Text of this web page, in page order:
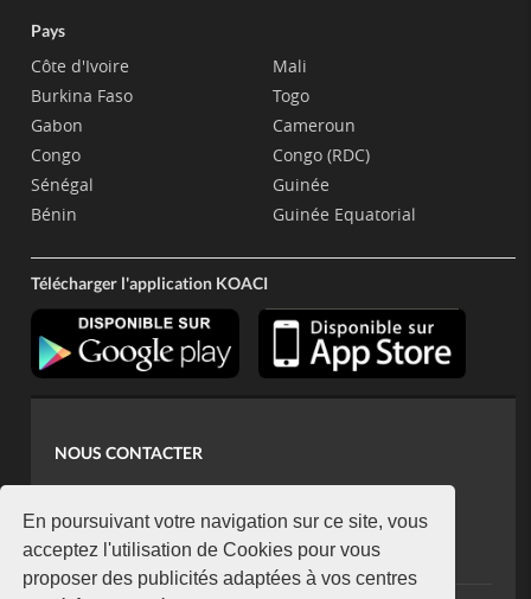
En poursuivant votre navigation sur ce site, vous
acceptez l'utilisation de Cookies pour vous
proposer des publicités adaptées à vos centres
Pays
Côte d'Ivoire
Burkina Faso
Gabon
Congo
Sénégal
Bénin
Mali
Togo
Cameroun
Congo (RDC)
Guinée
Guinée Equatorial
Télécharger l'application KOACI
NOUS CONTACTER
koaci@yahoo.fr
+225 07 08 85 52 93